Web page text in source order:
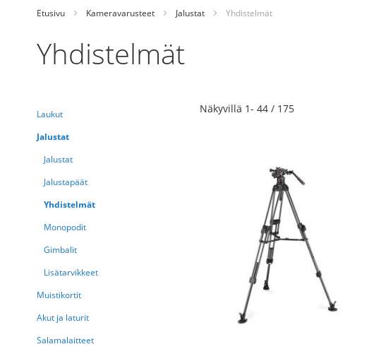
Etusivu Kameravarusteet Jalustat Yhdistelmät
Yhdistelmät
Näkyvillä 1-44 / 175
Laukut
Jalustat
Jalustat
Jalustapäät
Yhdistelmät
Monopodit
Gimbalit
Lisätarvikkeet
Muistikortit
Akut ja laturit
Salamalaitteet